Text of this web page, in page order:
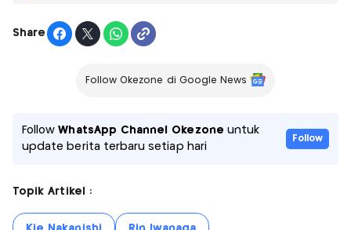
Share
Follow Okezone di Google News
FollowWhatsApp Channel Okezone untuk
update berita terbaru setiap hari
Follow
Topik Artikel :